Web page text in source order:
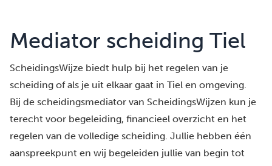
Mediator scheiding Tiel
ScheidingsWijze biedt hulp bij het regelen van je
scheiding of als je uit elkaar gaat in Tiel en omgeving.
Bij de scheidingsmediator van ScheidingsWijzen kun je
terecht voor begeleiding, financieel overzicht en het
regelen van de volledige scheiding. Jullie hebben één
aanspreekpunt en wij begeleiden jullie van begin tot